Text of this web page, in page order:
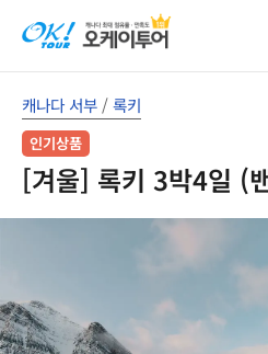
캐나다 서부 /록키
인기상품
[겨울] 록키 3박4일 (